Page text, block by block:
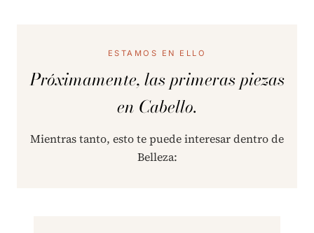
ESTAMOS EN ELLO
Próximamente, las primeras piezas
en Cabello.
Mientras tanto, esto te puede interesar dentro de
Belleza: